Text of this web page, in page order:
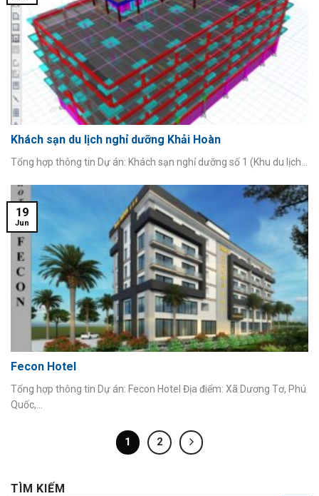
Khách sạn du lịch nghỉ dưỡng Khải Hoàn
Tổng hợp thông tin Dự án: Khách sạn nghỉ dưỡng số 1 (Khu du lịch...
Fecon Hotel
Tổng hợp thông tin Dự án: Fecon Hotel Địa điểm: Xã Dương Tơ, Phú
Quốc,...
19
Jun
1 2
TÌM KIẾM